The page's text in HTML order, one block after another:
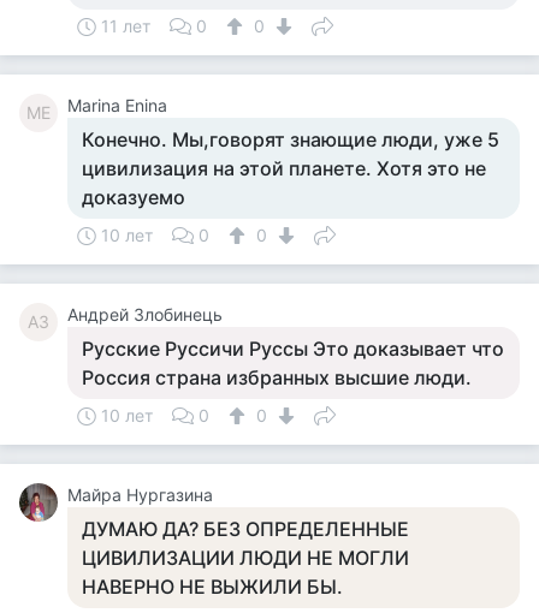
11 лет 0 0
ME Marina Enina
Конечно. Мы,говорят знающие люди, уже 5
цивилизация на этой планете. Хотя это не
доказуемо
10 лет 0 0
АЗ Андрей Злобинець
Русские Руссичи Руссы Это доказывает что
Россия страна избранных высшие люди.
10 лет 0 0
Майра Нургазина
ДУМАЮ ДА? БЕЗ ОПРЕДЕЛЕННЫЕ
ЦИВИЛИЗАЦИИ ЛЮДИ НЕ МОГЛИ
НАВЕРНО НЕ ВЫЖИЛИ БЫ.